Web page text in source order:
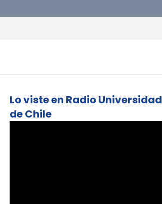
Lo viste en Radio Universidad
de Chile